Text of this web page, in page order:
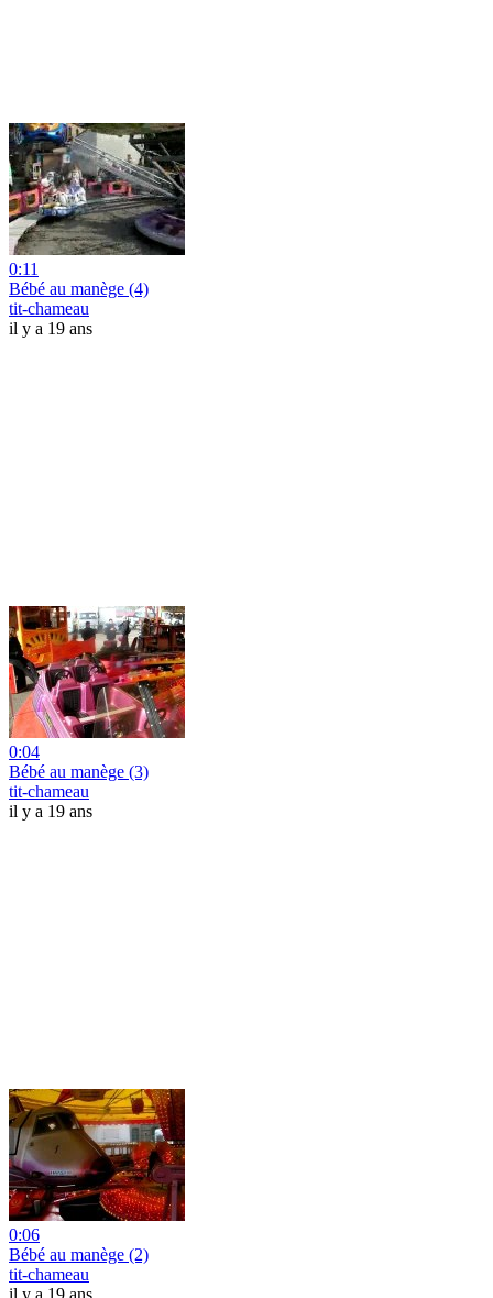
0:11
Bébé au manège (4)
tit-chameau
il y a 19 ans
0:04
Bébé au manège (3)
tit-chameau
il y a 19 ans
0:06
Bébé au manège (2)
tit-chameau